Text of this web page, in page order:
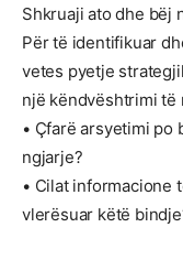
Shkruaji ato dhe bëj
Për të identifikuar
vetes pyetje
një këndvështrimi të
• Çfarë arsyetimi po
ngjarje?
• Cilat informacione
vlerësuar këtë